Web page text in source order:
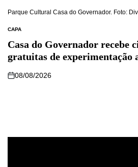
Parque Cultural Casa do Governador. Foto:
CAPA
Casa do Governador recebe
gratuitas de experimentação
08/08/2026